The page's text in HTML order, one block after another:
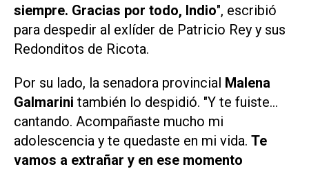
siempre. Gracias por todo, Indio", escribió
para despedir al exlíder de Patricio Rey y sus
Redonditos de Ricota.
Por su lado, la senadora provincial Malena
Galmarini también lo despidió. "Y te fuiste…
cantando. Acompañaste mucho mi
adolescencia y te quedaste en mi vida. Te
vamos a extrañar y en ese momento